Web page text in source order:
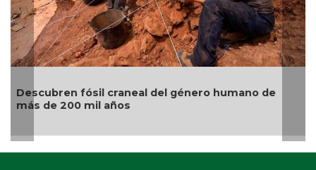
fósil craneal del género humano de
de 200 mil años